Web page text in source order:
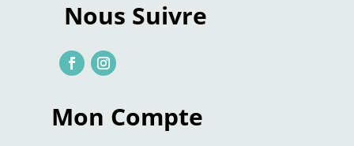
Nous Suivre
Mon Compte